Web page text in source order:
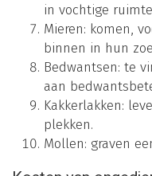
in vochtige
Mieren: komen,
binnen in hun
Bedwantsen: te
aan
Kakkerlakken:
plekken.
Mollen: graven